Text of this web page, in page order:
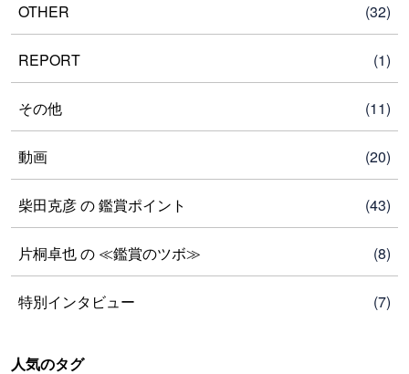
OTHER (32)
REPORT (1)
その他 (11)
動画 (20)
柴田克彦 の 鑑賞ポイント (43)
片桐卓也 の ≪鑑賞のツボ≫ (8)
特別インタビュー (7)
人気のタグ